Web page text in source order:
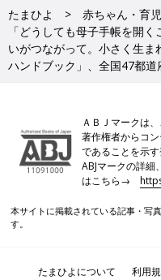
たまひよ 赤ちゃん・育児
「どうしても母子手帳を開
いがつながって。小さく生
ハンドブック」、全国47都道
ＡＢＪマークは
著作権者からコ
であることを示
ABJマークの詳細
はこちら→
本サイトに掲載されている記事・写
す。
たまひよについて 利用